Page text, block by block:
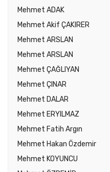
Mehmet ADAK
Mehmet Akif ÇAKIRER
Mehmet ARSLAN
Mehmet ARSLAN
Mehmet ÇAĞLIYAN
Mehmet ÇINAR
Mehmet DALAR
Mehmet ERYILMAZ
Mehmet Fatih Argın
Mehmet Hakan Özdemir
Mehmet KOYUNCU